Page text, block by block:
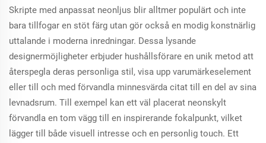
Skripte med anpassat neonljus blir alltmer populärt och inte
bara tillfogar en stöt färg utan gör också en modig konstnärlig
uttalande i moderna inredningar. Dessa lysande
designermöjligheter erbjuder hushållsförare en unik metod att
återspegla deras personliga stil, visa upp varumärkeselement
eller till och med förvandla minnesvärda citat till en del av sina
levnadsrum. Till exempel kan ett väl placerat neonskylt
förvandla en tom vägg till en inspirerande fokalpunkt, vilket
lägger till både visuell intresse och en personlig touch. Ett